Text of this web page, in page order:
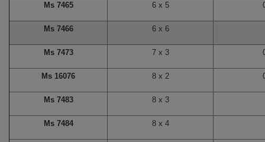
Ms 7465 6 x 5
Ms 7466 6 x 6
Ms 7473 7 x 3
Ms 16076 8 x 2
Ms 7483 8 x 3
Ms 7484 8 x 4